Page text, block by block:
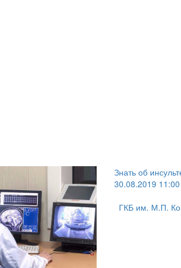
Знать об
30.08.2019
ГКБ им. М.П.